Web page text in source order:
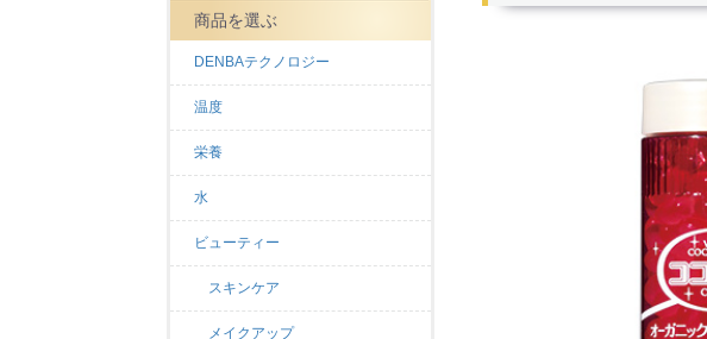
商品を選ぶ
DENBAテクノロジー
温度
栄養
水
ビューティー
スキンケア
メイクアップ